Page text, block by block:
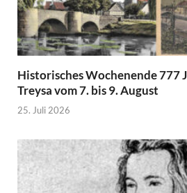
Historisches Wochenende 777
Treysa vom 7. bis 9. August
25. Juli 2026